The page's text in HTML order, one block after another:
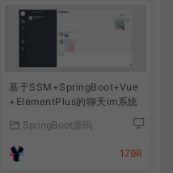
基于SSM+SpringBoot+Vue
+ElementPlus的聊天im系统
SpringBoot源码
179R